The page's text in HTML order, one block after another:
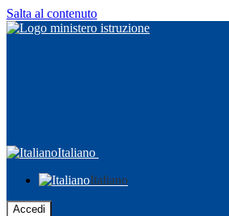
Salta al contenuto
Italiano
Italiano
Accedi